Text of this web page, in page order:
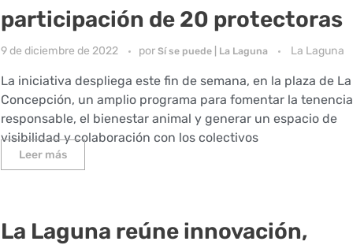
participación de 20 protectoras
9 de diciembre de 2022 por Sí se puede | La Laguna La Laguna
La iniciativa despliega este fin de semana, en la plaza de La
Concepción, un amplio programa para fomentar la tenencia
responsable, el bienestar animal y generar un espacio de
visibilidad y colaboración con los colectivos
Leer más
La Laguna reúne innovación,